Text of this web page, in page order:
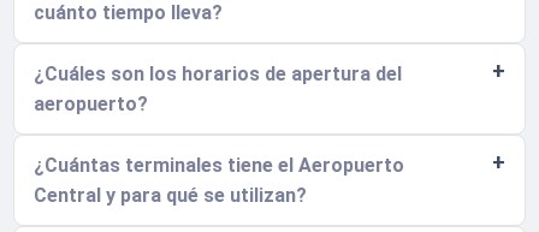
cuánto tiempo lleva?
¿Cuáles son los horarios de apertura del
aeropuerto?
¿Cuántas terminales tiene el Aeropuerto
Central y para qué se utilizan?